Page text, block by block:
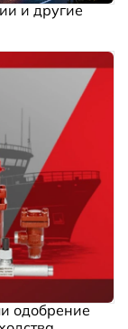
и другие
одобрение